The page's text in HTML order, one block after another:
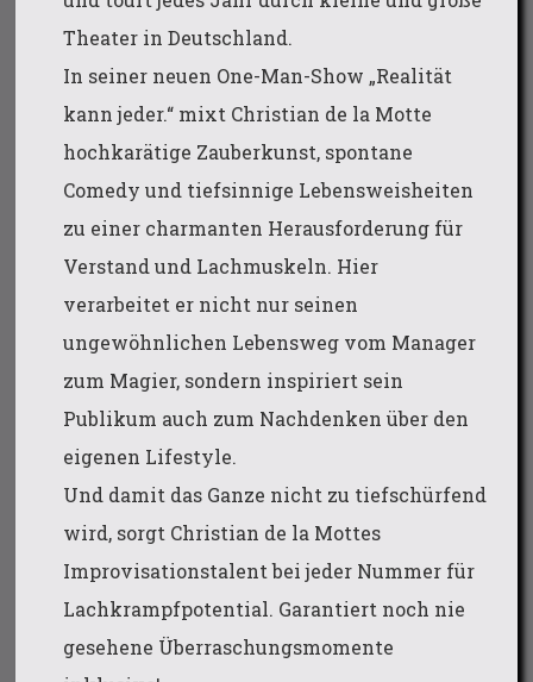
Theater in Deutschland.
In seiner neuen One-Man-Show „Realität
kann jeder.“ mixt Christian de la Motte
hochkarätige Zauberkunst, spontane
Comedy und tiefsinnige Lebensweisheiten
zu einer charmanten Herausforderung für
Verstand und Lachmuskeln. Hier
verarbeitet er nicht nur seinen
ungewöhnlichen Lebensweg vom Manager
zum Magier, sondern inspiriert sein
Publikum auch zum Nachdenken über den
eigenen Lifestyle.
Und damit das Ganze nicht zu tiefschürfend
wird, sorgt Christian de la Mottes
Improvisationstalent bei jeder Nummer für
Lachkrampfpotential. Garantiert noch nie
gesehene Überraschungsmomente